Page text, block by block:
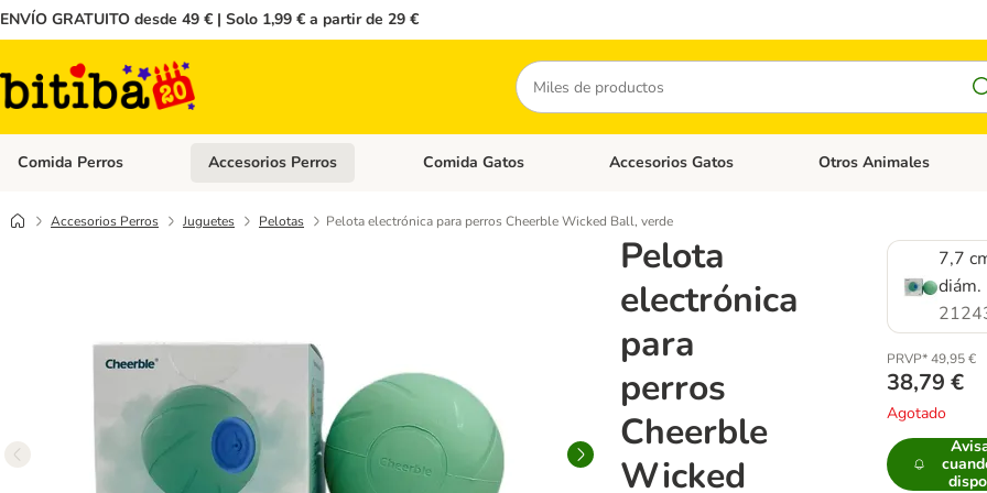
ENVÍO GRATUITO desde 49 € | Solo 1,99 € a partir de 29 €
Buscar
Comida Perros Menú de categoria abierto: Comida Perros
Accesorios Perros Menú de categoria abierto: Accesorios Perros
Comida Gatos Menú de categoria abierto: Comida Gatos
Accesorios Gatos Menú de categoria abierto:
Otros Animales
Accesorios Perros Juguetes Pelotas Pelota electrónica para perros Cheerble Wicked Ball, verde
Pelota
electrónica
para
perros
Cheerble
Wicked
7,7
diám.
PRVP* 49,95 €
38,79 €
Agotado